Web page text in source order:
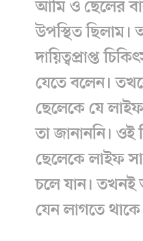
আমি ও ছেলের
উপস্থিত
দায়িত্বপ্রাপ্ত
যেতে বলেন।
ছেলেকে যে
তা জানাননি।
ছেলেকে লাইফ
চলে যান।
যেন লাগতে